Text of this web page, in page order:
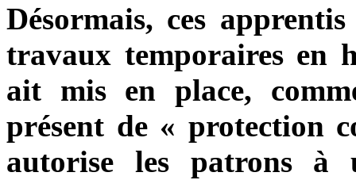
Désormais, ces
travaux temporaires en
ait mis en place,
présent de « protection
autorise les patrons à